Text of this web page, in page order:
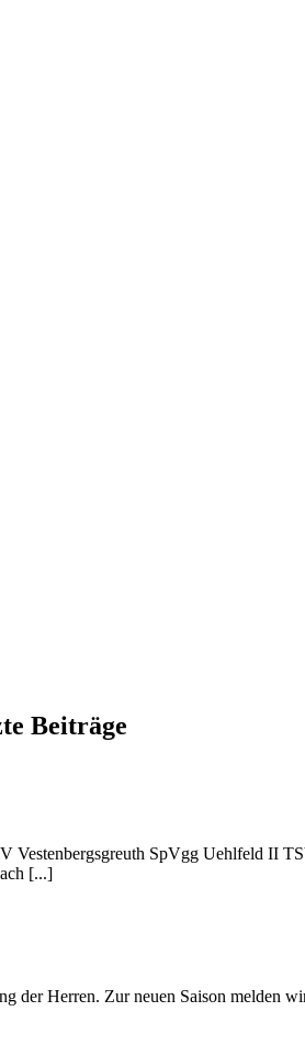
Beiträge
Vestenbergsgreuth SpVgg Uehlfeld II
[...]
der Herren. Zur neuen Saison melden